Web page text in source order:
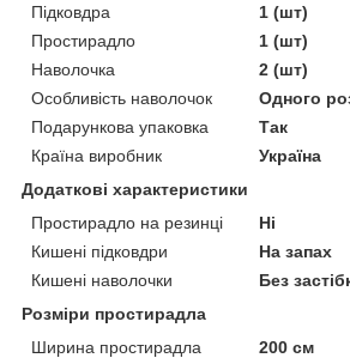
Підковдра
1 (шт)
Простирадло
1 (шт)
Наволочка
2 (шт)
Особливість наволочок
Одного
Подарункова упаковка
Так
Країна виробник
Україна
Додаткові характеристики
Простирадло на резинці
Ні
Кишені підковдри
На запах
Кишені наволочки
Без
Розміри простирадла
Ширина простирадла
200 см